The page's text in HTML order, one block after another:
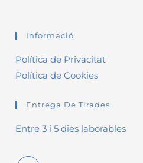
Informació
Política de Privacitat
Política de Cookies
Entrega De Tirades
Entre 3 i 5 dies laborables